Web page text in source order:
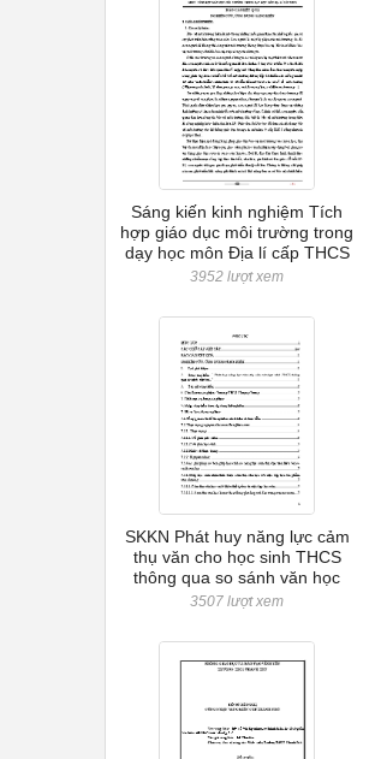
Sáng kiến kinh nghiệm Tích
hợp giáo dục môi trường trong
dạy học môn Địa lí cấp THCS
3952 lượt xem
SKKN Phát huy năng lực cảm
thụ văn cho học sinh THCS
thông qua so sánh văn học
3507 lượt xem